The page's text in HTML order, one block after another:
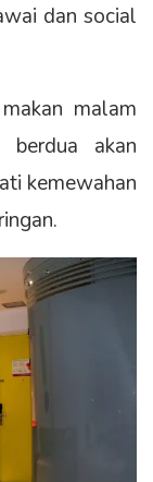
dan social
malam
berdua akan
kemewahan